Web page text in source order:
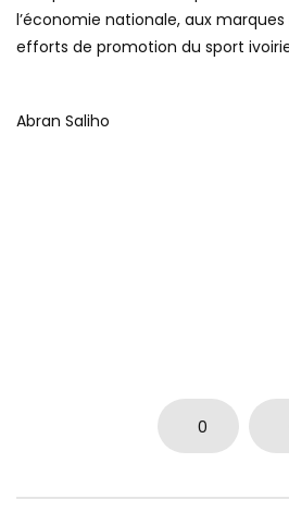
l’économie nationale, aux
efforts de promotion du sport
Abran Saliho
0